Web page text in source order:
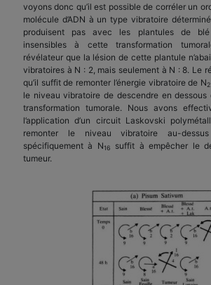
voyons donc qu’il est possible de corréler un
molécule d’ADN à un type vibratoire
produisent pas avec les plantules de blé
insensibles à cette transformation
révélateur que la lésion de cette plantule
vibratoires à N : 2, mais seulement à N : 8. Le
qu’il suffit de remonter l’énergie vibratoire de N2
le niveau vibratoire de descendre en dessous
transformation tumorale. Nous avons
l’application d’un circuit Laskovski
remonter le niveau vibratoire au-
spécifiquement à N16
suffit à empêcher le
tumeur.